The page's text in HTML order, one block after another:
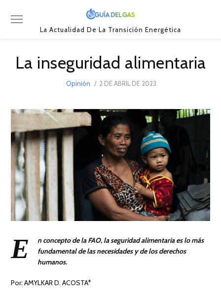
La Actualidad De La Transición Energética
La inseguridad alimentaria
Opinión
POSTED
2 DE ABRIL DE 2023
2023
E
n concepto de la FAO, la seguridad alimentaria es lo más
fundamental de las necesidades y de los derechos
humanos.
Por: AMYLKAR D. ACOSTA*